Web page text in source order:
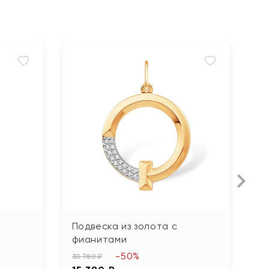
Подвеска из золота с
фианитами
30 780 ₽ -50%